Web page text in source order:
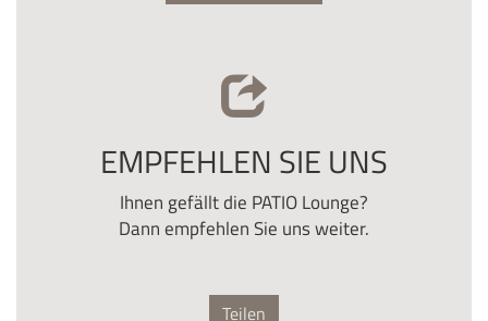
EMPFEHLEN SIE UNS
Ihnen gefällt die PATIO Lounge?
Dann empfehlen Sie uns weiter.
Teilen